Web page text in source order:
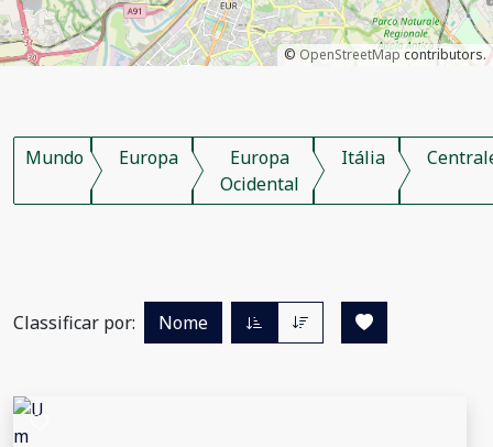
© OpenStreetMapcontributors.
Mundo Europa
Europa
Ocidental
Itália
Classificar por: Nome